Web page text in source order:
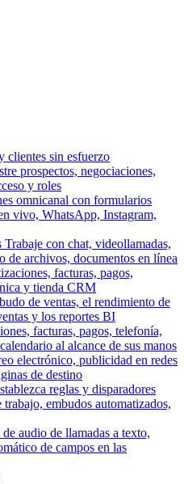
clientes sin esfuerzo
prospectos, negociaciones,
y roles
omnicanal con formularios
vivo, WhatsApp, Instagram,
Trabaje con chat, videollamadas,
de archivos, documentos en línea
facturas, pagos,
y tienda CRM
de ventas, el rendimiento de
y los reportes BI
facturas, pagos, telefonía,
al alcance de sus manos
electrónico, publicidad en redes
de destino
reglas y disparadores
embudos automatizados,
audio de llamadas a texto,
de campos en las